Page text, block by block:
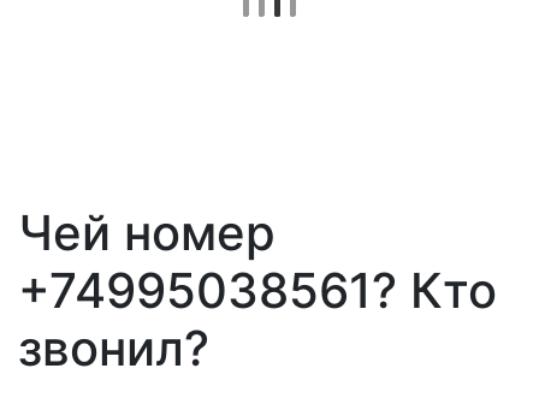
Чей номер
+74995038561? Кто
звонил?